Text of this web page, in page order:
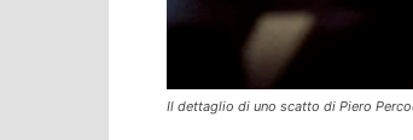
Il dettaglio di uno scatto di Piero